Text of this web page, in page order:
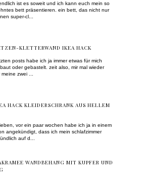
ist es soweit und ich kann euch mein so
bett präsentieren. ein bett, das nicht nur
super-cl...
KLETTERWAND IKEA HACK
posts habe ich ja immer etwas für mich
oder gebastelt. zeit also, mir mal wieder
meine zwei ...
HACK KLEIDERSCHRANK AUS HELLEM
vor ein paar wochen habe ich ja in einem
angekündigt, dass ich mein schlafzimmer
auf d...
WANDBEHANG MIT KUPFER UND